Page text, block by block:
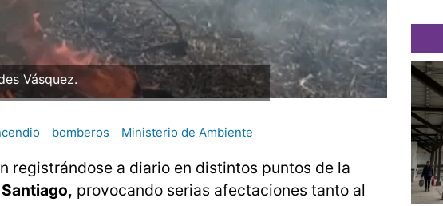
Vásquez.
bomberos Ministerio de Ambiente
registrándose a diario en distintos puntos de la
Santiago, provocando serias afectaciones tanto al